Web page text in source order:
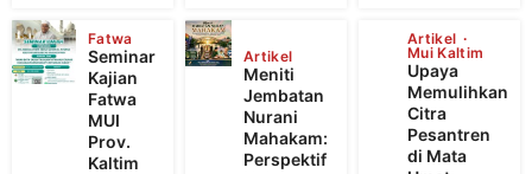
Fatwa
Seminar
Kajian
Fatwa
MUI
Prov.
Kaltim
Artikel
Meniti
Jembatan
Nurani
Mahakam:
Perspektif
Artikel
Mui Kaltim
Upaya
Memulihkan
Citra
Pesantren
di Mata